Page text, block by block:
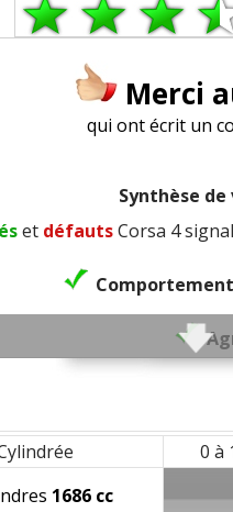
Merci
qui ont écrit un
Synthèse
et défautsCorsa 4
Confort
Confort
0 à
1686 cc